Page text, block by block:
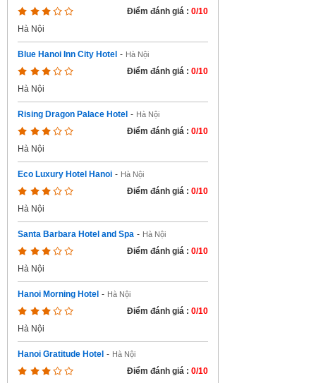
Điểm đánh giá : 0/10
Hà Nội
Blue Hanoi Inn City Hotel - Hà Nội
Điểm đánh giá : 0/10
Hà Nội
Rising Dragon Palace Hotel - Hà Nội
Điểm đánh giá : 0/10
Hà Nội
Eco Luxury Hotel Hanoi - Hà Nội
Điểm đánh giá : 0/10
Hà Nội
Santa Barbara Hotel and Spa - Hà Nội
Điểm đánh giá : 0/10
Hà Nội
Hanoi Morning Hotel - Hà Nội
Điểm đánh giá : 0/10
Hà Nội
Hanoi Gratitude Hotel - Hà Nội
Điểm đánh giá : 0/10